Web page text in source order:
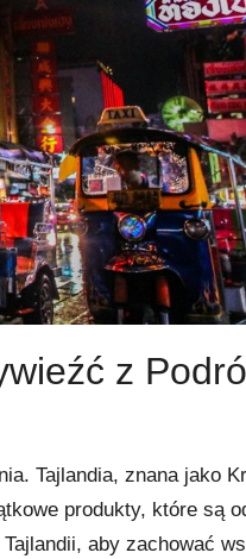
z
Tajlandia, znana jako
produkty, które są
aby zachować